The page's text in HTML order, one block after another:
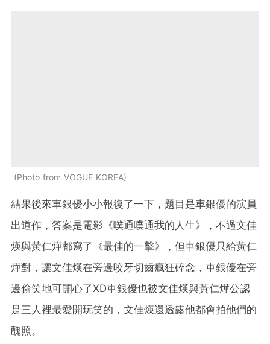
Photo from VOGUE KOREA
結果後來車銀優小小報復了一下，題目是車銀優的演員
出道作，答案是電影《噗通噗通我的人生》，不過文佳
煐與黃仁燁都寫了《最佳的一擊》，但車銀優只給黃仁
燁對，讓文佳煐在旁邊咬牙切齒瘋狂碎念，車銀優在旁
邊偷笑地可開心了XD車銀優也被文佳煐與黃仁燁公認
是三人裡最愛開玩笑的，文佳煐還透露他都會拍他們的
醜照。